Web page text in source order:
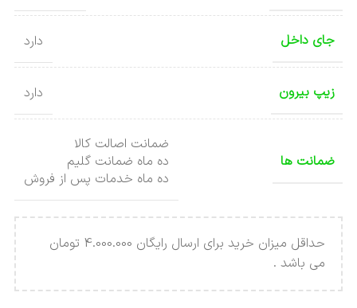
جای داخل دارد
زیپ بیرون دارد
ضمانت ها
ضمانت اصالت کالا
ده ماه ضمانت گلیم
ده ماه خدمات پس از فروش
حداقل میزان خرید برای ارسال رایگان 4.000.000 تومان
می باشد .